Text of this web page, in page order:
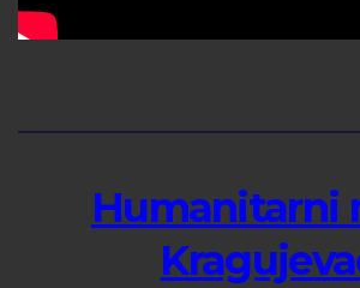
Humanitarni